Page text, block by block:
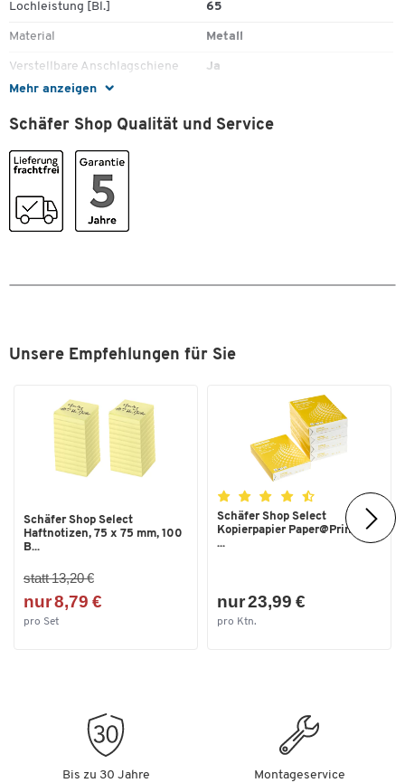
Mehr anzeigen
Lochleistung [Bl.] 65
Material Metall
Verstellbare Anschlagschiene Ja
Schäfer Shop Qualität und Service
Unsere Empfehlungen für Sie
Schäfer Shop Select
Haftnotizen, 75 x 75 mm, 100
B...
statt 13,20 €
nur 8,79 €
pro Set
Schäfer Shop Select
Kopierpapier Paper@Print, DIN
...
nur 23,99 €
pro Ktn.
Zum Zoomen doppeltippen
Bis zu 30 Jahre
Montageservice